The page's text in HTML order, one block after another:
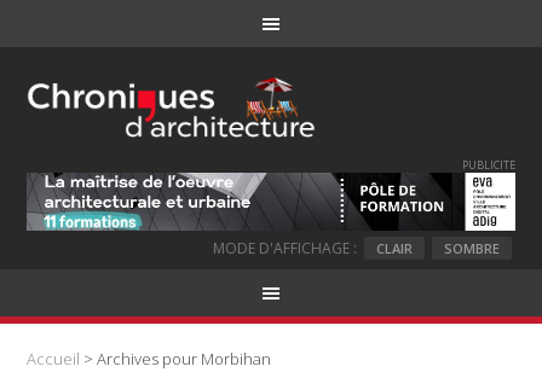
PUBLICITE
MODE D'AFFICHAGE : CLAIR SOMBRE
Accueil > Archives pour Morbihan